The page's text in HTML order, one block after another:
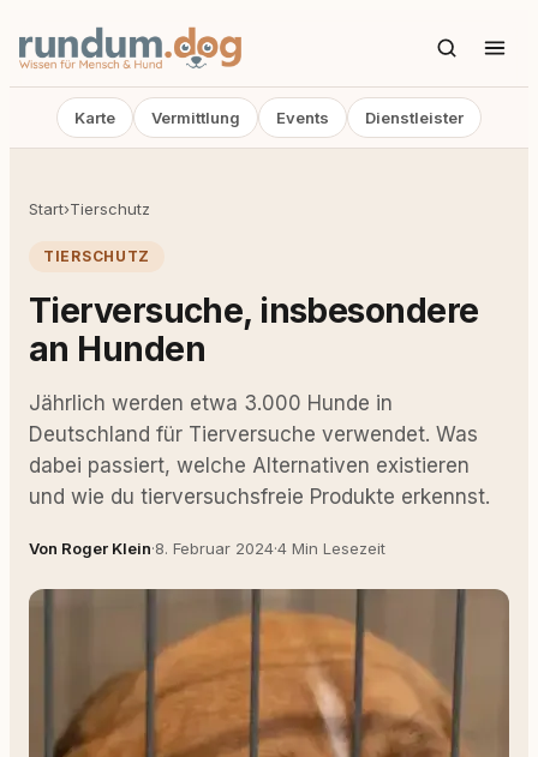
Karte Vermittlung Events Dienstleister
Start›Tierschutz
TIERSCHUTZ
Tierversuche, insbesondere
an Hunden
Jährlich werden etwa 3.000 Hunde in
Deutschland für Tierversuche verwendet. Was
dabei passiert, welche Alternativen existieren
und wie du tierversuchsfreie Produkte erkennst.
Von Roger Klein·8. Februar 2024·4 Min Lesezeit